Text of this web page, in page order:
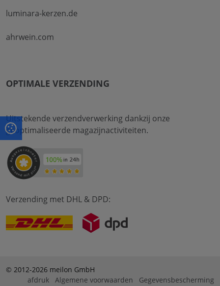
luminara-kerzen.de
ahrwein.com
OPTIMALE VERZENDING
Uitstekende verzendverwerking dankzij onze
geoptimaliseerde magazijnactiviteiten.
Verzending met DHL & DPD:
© 2012-2026 meilon GmbH
afdruk
Algemene voorwaarden Gegevensbescherming